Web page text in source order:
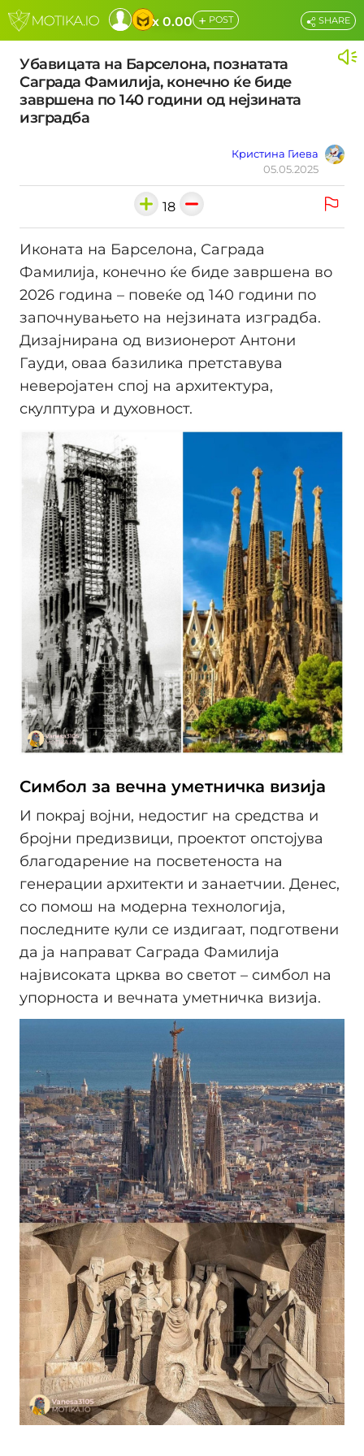
x 0.00 + POST
Убавицата на Барселона, познатата
Саграда Фамилија, конечно ќе биде
завршена по 140 години од нејзината
изградба
Кристина Гиева
05.05.2025
SHARE
18
Иконата на Барселона, Саграда
Фамилија, конечно ќе биде завршена во
2026 година – повеќе од 140 години по
започнувањето на нејзината изградба.
Дизајнирана од визионерот Антони
Гауди, оваа базилика претставува
неверојатен спој на архитектура,
скулптура и духовност.
Симбол за вечна уметничка визија
И покрај војни, недостиг на средства и
бројни предизвици, проектот опстојува
благодарение на посветеноста на
генерации архитекти и занаетчии. Денес,
со помош на модерна технологија,
последните кули се издигаат, подготвени
да ја направат Саграда Фамилија
највисоката црква во светот – симбол на
упорноста и вечната уметничка визија.